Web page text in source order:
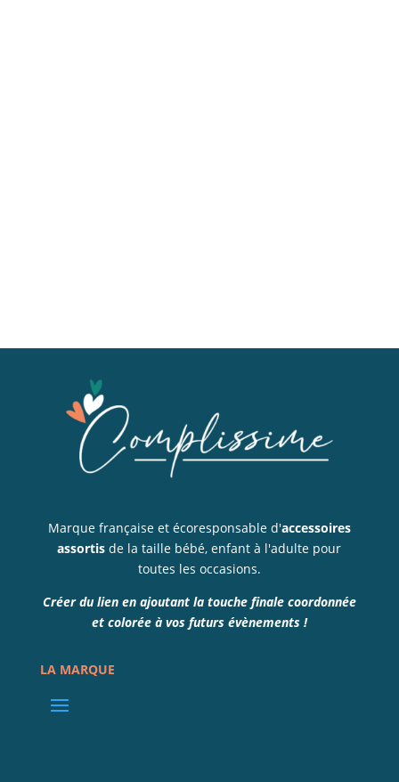
Marque française et écoresponsable d'accessoires
assortis de la taille bébé, enfant à l'adulte pour
toutes les occasions.
Créer du lien en ajoutant la touche finale coordonnée
et colorée à vos futurs évènements !
LA MARQUE